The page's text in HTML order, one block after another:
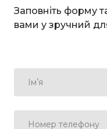
Заповніть форму
вами у зручний